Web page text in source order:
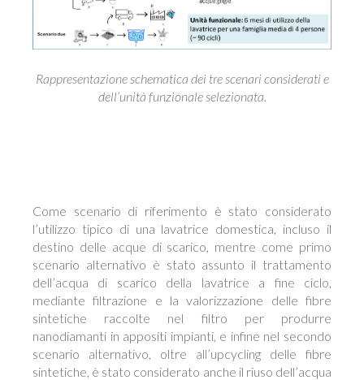
Rappresentazione schematica dei tre scenari considerati e
dell’unità funzionale selezionata.
Come scenario di riferimento è stato considerato
l’utilizzo tipico di una lavatrice domestica, incluso il
destino delle acque di scarico, mentre come primo
scenario alternativo è stato assunto il trattamento
dell’acqua di scarico della lavatrice a fine ciclo,
mediante filtrazione e la valorizzazione delle fibre
sintetiche raccolte nel filtro per produrre
nanodiamanti in appositi impianti, e infine nel secondo
scenario alternativo, oltre all’upcycling delle fibre
sintetiche, è stato considerato anche il riuso dell’acqua